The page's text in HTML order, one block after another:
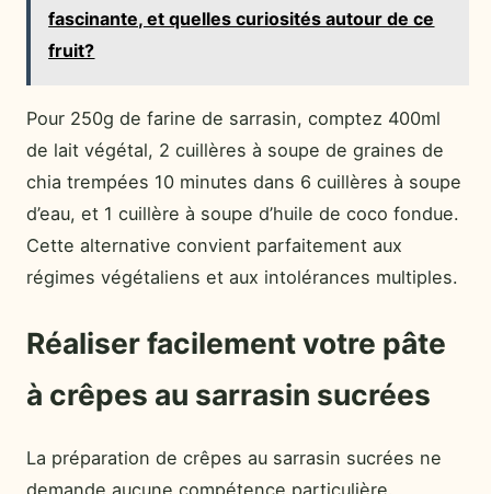
fascinante, et quelles curiosités autour de ce
fruit?
Pour 250g de farine de sarrasin, comptez 400ml
de lait végétal, 2 cuillères à soupe de graines de
chia trempées 10 minutes dans 6 cuillères à soupe
d’eau, et 1 cuillère à soupe d’huile de coco fondue.
Cette alternative convient parfaitement aux
régimes végétaliens et aux intolérances multiples.
Réaliser facilement votre pâte
à crêpes au sarrasin sucrées
La préparation de crêpes au sarrasin sucrées ne
demande aucune compétence particulière.